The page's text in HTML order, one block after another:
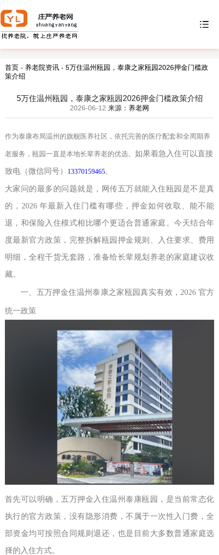
首页 - 养老院资讯 - 5万住温州瓯园，泰康之家瓯园2026押金门槛政
策介绍
5万住温州瓯园，泰康之家瓯园2026押金门槛政策介绍
2026-06-12 来源： 养老网
作为泰康布局温州的旗舰医养社区，依托完善的医疗配套和全周期养
老服务，瓯园一直是本地长辈养老的优选。 如果着急入住可以直接
致电（微信同号） 13370159465。
大家问的最多的问题就是，网传五万就能入住瓯园是不是真
的， 2026年最新入住门槛有哪些，押金如何收取、能不能
退，和保险入住模式相比哪个更适合普通家庭。今天结合年
度最新官方政策，完整拆解瓯园押金规则、入住要求、费用
明细，全程干货无套路，准备给长辈规划养老的家庭建议收
藏。
一、五万押金住温州泰康之家 瓯园真实有效， 2026 官方
统一政策
首先可以明确，五万押金入住温州泰康瓯园，是当前常态化
执行的官方政策，没有隐形消费，不属于一次性入门费，全
部资金均可按照合同规则退还，也是目前大多数普通家庭选
择的入住方式。